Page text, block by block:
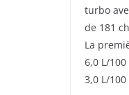
turbo
de 181
La
6,0 L/
3,0 L/